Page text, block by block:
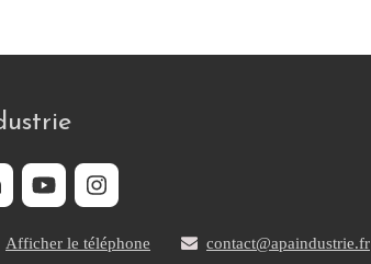
Afficher le téléphone contact@apaindustrie.fr